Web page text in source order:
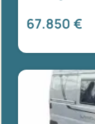
67.850 €